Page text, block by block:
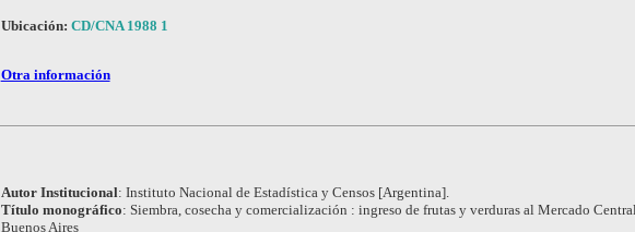
Ubicación: CD/CNA 1988 1
Otra información
Autor Institucional: Instituto Nacional de Estadística y Censos [Argentina].
Título monográfico: Siembra, cosecha y comercialización : ingreso de frutas y verduras al Mercado
Buenos Aires